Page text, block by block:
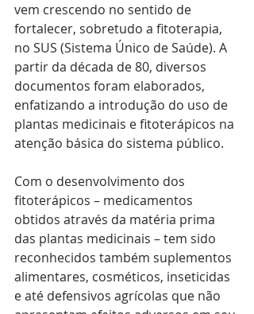
vem crescendo no sentido de
fortalecer, sobretudo a fitoterapia,
no SUS (Sistema Único de Saúde). A
partir da década de 80, diversos
documentos foram elaborados,
enfatizando a introdução do uso de
plantas medicinais e fitoterápicos na
atenção básica do sistema público.
Com o desenvolvimento dos
fitoterápicos – medicamentos
obtidos através da matéria prima
das plantas medicinais – tem sido
reconhecidos também suplementos
alimentares, cosméticos, inseticidas
e até defensivos agrícolas que não